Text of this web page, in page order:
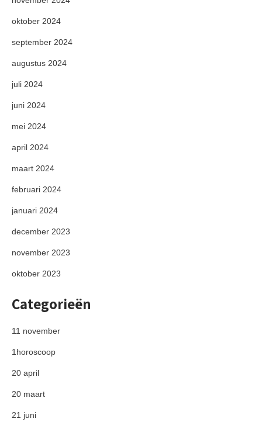
oktober 2024
september 2024
augustus 2024
juli 2024
juni 2024
mei 2024
april 2024
maart 2024
februari 2024
januari 2024
december 2023
november 2023
oktober 2023
Categorieën
11 november
1horoscoop
20 april
20 maart
21 juni